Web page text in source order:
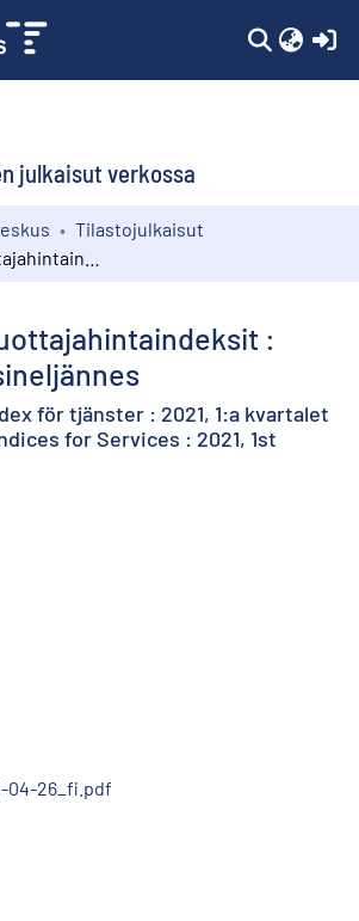
julkaisut verkossa
Tilastojulkaisut
:
för tjänster : 2021, 1:a kvartalet
for Services : 2021, 1st
04-26_fi.pdf